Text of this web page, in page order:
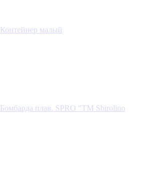
Контейнер малый
Бомбарда плав. SPRO "TM Sbirolino